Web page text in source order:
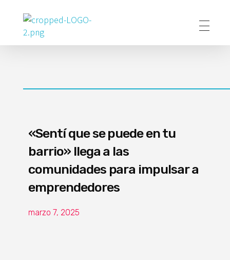
Poder Agropecuario
«Sentí que se puede en tu
barrio» llega a las
comunidades para impulsar a
emprendedores
marzo 7, 2025